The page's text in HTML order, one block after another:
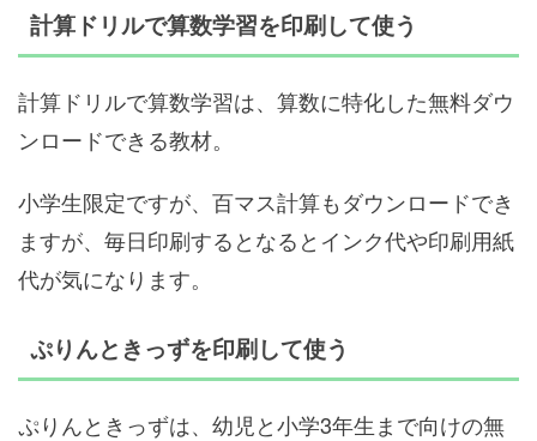
計算ドリルで算数学習を印刷して使う
計算ドリルで算数学習は、算数に特化した無料ダウ
ンロードできる教材。
小学生限定ですが、百マス計算もダウンロードでき
ますが、毎日印刷するとなるとインク代や印刷用紙
代が気になります。
ぷりんときっずを印刷して使う
ぷりんときっずは、幼児と小学3年生まで向けの無